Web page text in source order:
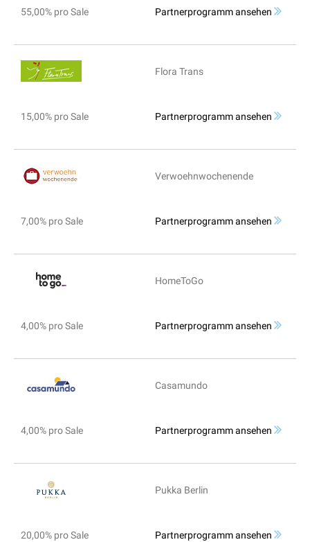
55,00% pro Sale Partnerprogramm ansehen
Flora Trans
15,00% pro Sale Partnerprogramm ansehen
Verwoehnwochenende
7,00% pro Sale Partnerprogramm ansehen
HomeToGo
4,00% pro Sale Partnerprogramm ansehen
Casamundo
4,00% pro Sale Partnerprogramm ansehen
Pukka Berlin
20,00% pro Sale Partnerprogramm ansehen